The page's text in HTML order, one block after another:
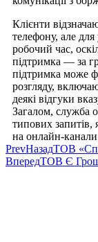
Клієнти
телефону, але
робочий час,
підтримка — за
підтримка може
розгляду,
деякі відгуки
Загалом, служба
типових запитів,
на онлайн-канали
PrevНазадТОВ
ВпередТОВ Є